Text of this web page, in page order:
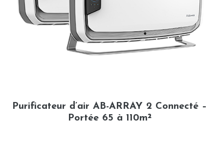
Purificateur d’air AB-ARRAY 2 Connecté –
Portée 65 à 110m²